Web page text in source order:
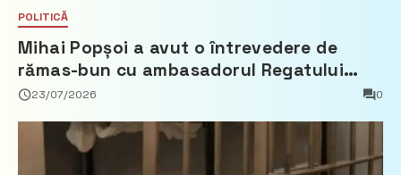
POLITICĂ
Mihai Popșoi a avut o întrevedere de
rămas-bun cu ambasadorul Regatului
Țărilor de Jos, Fred Duijn
23/07/2026 0